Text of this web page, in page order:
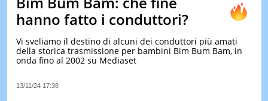
WOW
POP
STORIE
VIDEO
hanno fatto i conduttori?
Vi sveliamo il destino di alcuni dei conduttori più amati
della storica trasmissione per bambini Bim Bum Bam, in
onda fino al 2002 su Mediaset
13/11/24 17:38